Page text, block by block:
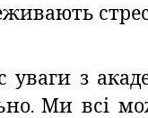
стрес
з
Ми всі